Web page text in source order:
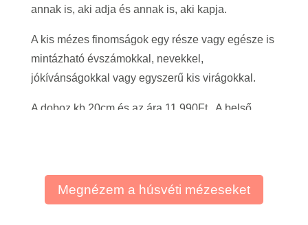
annak is, aki adja és annak is, aki kapja.
A kis mézes finomságok egy része vagy egésze is
mintázható évszámokkal, nevekkel,
jókívánságokkal vagy egyszerű kis virágokkal.
A doboz kb 20cm és az ára 11.990Ft. A belső
Megnézem a húsvéti mézeseket